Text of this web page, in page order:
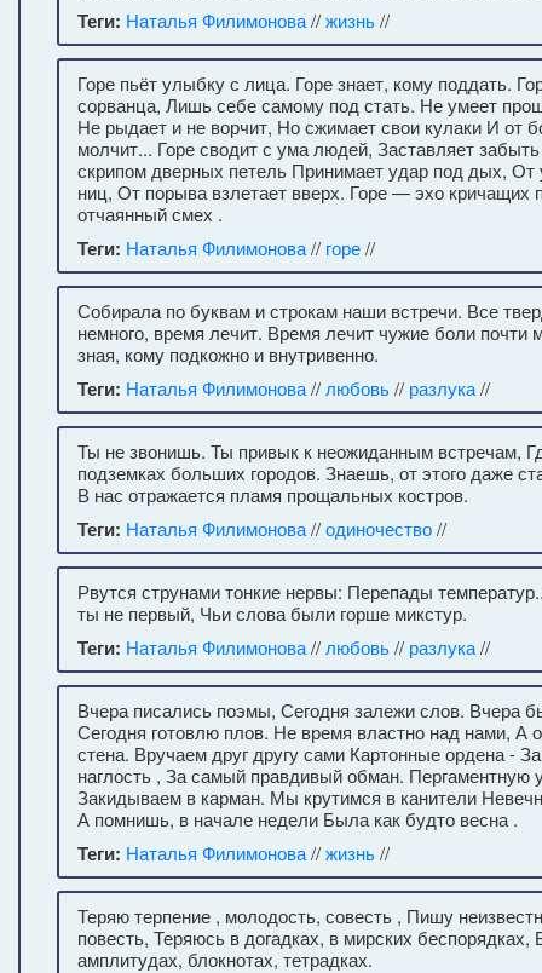
Теги: Наталья Филимонова//жизнь//
Горе пьёт улыбку с лица. Горе знает, кому поддать.
сорванца, Лишь себе самому под стать. Не умеет
Не рыдает и не ворчит, Но сжимает свои кулаки И от
молчит... Горе сводит с ума людей, Заставляет
скрипом дверных петель Принимает удар под дых, От
ниц, От порыва взлетает вверх. Горе — эхо кричащих
отчаянный смех .
Теги: Наталья Филимонова// горе//
Собирала по буквам и строкам наши встречи. Все
немного, время лечит. Время лечит чужие боли почти
зная, кому подкожно и внутривенно.
Теги: Наталья Филимонова// любовь// разлука//
Ты не звонишь. Ты привык к неожиданным встречам,
подземках больших городов. Знаешь, от этого даже
В нас отражается пламя прощальных костров.
Теги: Наталья Филимонова//одиночество//
Рвутся струнами тонкие нервы: Перепады
ты не первый, Чьи слова были горше микстур.
Теги: Наталья Филимонова// любовь// разлука//
Вчера писались поэмы, Сегодня залежи слов. Вчера
Сегодня готовлю плов. Не время властно над нами, А
стена. Вручаем друг другу сами Картонные ордена -
наглость , За самый правдивый обман. Пергаментную
Закидываем в карман. Мы крутимся в канители
А помнишь, в начале недели Была как будто весна .
Теги: Наталья Филимонова//жизнь//
Теряю терпение , молодость, совесть , Пишу
повесть, Теряюсь в догадках, в мирских беспорядках,
амплитудах, блокнотах, тетрадках.